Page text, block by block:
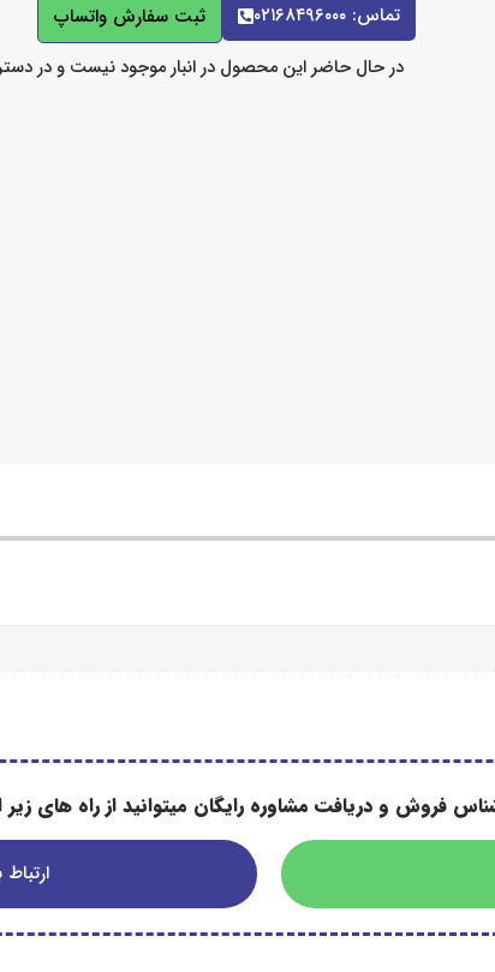
تماس: ۰۲۱۶۸۴۹۶۰۰۰ ثبت سفارش واتساپ
در حال حاضر این محصول در انبار موجود نیست و در
فروش و دریافت مشاوره رایگان میتوانید از راه های زیر
ارتباط